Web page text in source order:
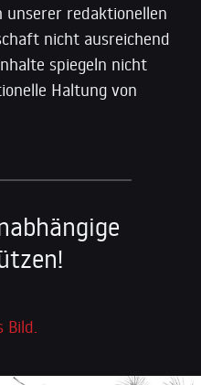
unserer redaktionellen
nicht ausreichend
spiegeln nicht
Haltung von
Bild.